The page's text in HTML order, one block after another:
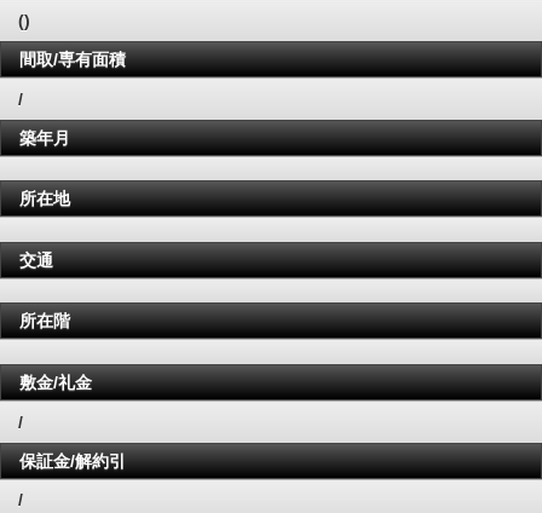
()
間取/専有面積
/
築年月
所在地
交通
所在階
敷金/礼金
/
保証金/解約引
/